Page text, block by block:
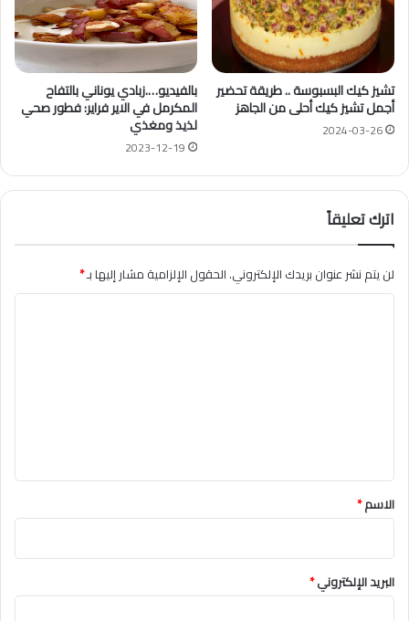
تشيز كيك البسبوسة .. طريقة تحضير
أجمل تشيز كيك أحلى من الجاهز
2024-03-26
بالفيديو….زبادي يوناني بالتفاح
المكرمل في الاير فراير: فطور صحي
لذيذ ومغذي
2023-12-19
اترك تعليقاً
لن يتم نشر عنوان بريدك الإلكتروني.الحقول الإلزامية مشار إليها بـ*
*
الاسم*
البريد الإلكتروني*